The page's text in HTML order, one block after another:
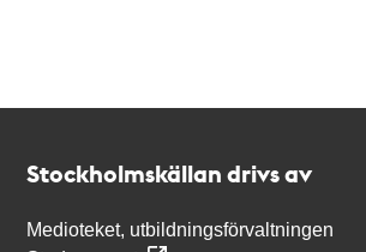
Stockholmskällan drivs av
Medioteket, utbildningsförvaltningen